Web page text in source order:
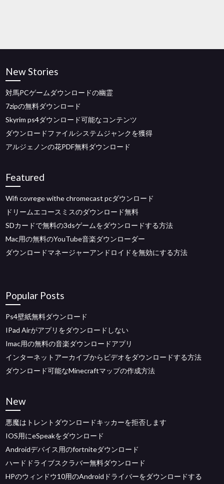
New Stories
対馬PCゲームダウンロードの幽霊
7zipの無料ダウンロード
Skyrim ps4ダウンロード可能なコンテンツ
ダウンロードファイルシステムジャンクを獲得
アルジェノンの花PDF無料ダウンロード
Featured
Wifi covrege withe chromecast pcダウンロード
ドリームエコースミスのダウンロード無料
SDカードで無料の3dsゲームをダウンロードする方法
Mac用の無料のYouTube音楽ダウンローダー
ダウンロードマネージャーアンドロイドを無効にする方法
Popular Posts
Ps4壁紙無料ダウンロード
IPad Airがアプリをダウンロードしない
Imac用の無料の音楽ダウンロードアプリ
インターネットアーカイブからビデオをダウンロードする方法
ダウンロード可能なMinecraftマップの作成方法
New
悪魔はトレントダウンロードキッカーを拒否します
IOS用にeSpeakをダウンロード
Androidデバイス用のfortniteダウンロード
ハードドライブスクラバー無料ダウンロード
HPのウィンドウ10用のAndroidドライバーをダウンロードする